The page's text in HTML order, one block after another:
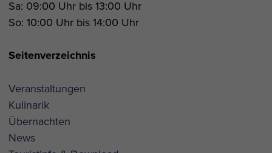
Sa: 09:00 Uhr bis 13:00 Uhr
So: 10:00 Uhr bis 14:00 Uhr
Seitenverzeichnis
Veranstaltungen
Kulinarik
Übernachten
News